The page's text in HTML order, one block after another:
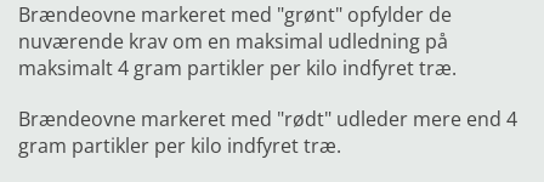
Brændeovne markeret med "grønt" opfylder de
nuværende krav om en maksimal udledning på
maksimalt 4 gram partikler per kilo indfyret træ.
Brændeovne markeret med "rødt" udleder mere end 4
gram partikler per kilo indfyret træ.